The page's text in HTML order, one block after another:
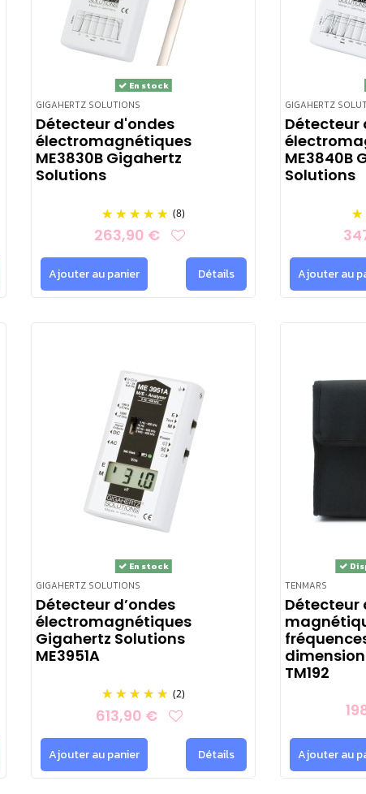
GIGAHERTZ SOLUTIONS
En stock
Détecteur d'ondes
électromagnétiques
ME3830B Gigahertz
Solutions
(8)
263,90 €
Ajouter au panier Détails
GIGAHERTZ
Détecteur
ME3840B
Solutions
Ajouter au
GIGAHERTZ SOLUTIONS
En stock
Détecteur d’ondes
électromagnétiques
Gigahertz Solutions
ME3951A
(2)
613,90 €
Ajouter au panier Détails
TENMARS
Détecteur
TM192
Ajouter au